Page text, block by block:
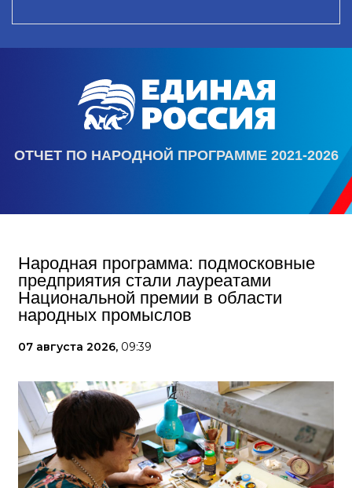
ОТЧЕТ ПО НАРОДНОЙ ПРОГРАММЕ 2021-2026
Народная программа: подмосковные
предприятия стали лауреатами
Национальной премии в области
народных промыслов
07 августа 2026, 09:39